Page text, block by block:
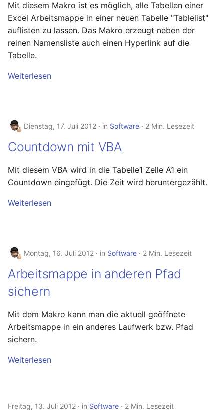
November 2022
Oktober 2022
April 2022
Januar 2022
Dezember 2021
November 2021
Oktober 2021
September 2021
Juli 2021
Mit diesem Makro ist es möglich, alle Tabellen einer
Excel Arbeitsmappe in einer neuen Tabelle "Tablelist"
auflisten zu lassen. Das Makro erzeugt neben der
reinen Namensliste auch einen Hyperlink auf die
Tabelle.
Weiterlesen
Dienstag, 17. Juli 2012 in Software 2 Min. Lesezeit
Countdown mit VBA
Mit diesem VBA wird in die Tabelle1 Zelle A1 ein
Countdown eingefügt. Die Zeit wird heruntergezählt.
Weiterlesen
Montag, 16. Juli 2012 in Software 2 Min. Lesezeit
Arbeitsmappe in anderen Pfad
sichern
Mit dem Makro kann man die aktuell geöffnete
Arbeitsmappe in ein anderes Laufwerk bzw. Pfad
sichern.
Weiterlesen
Freitag, 13. Juli 2012 in Software 2 Min. Lesezeit